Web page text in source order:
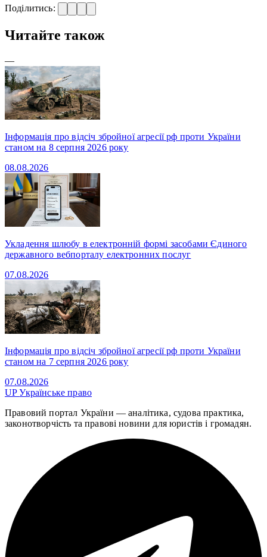
Поділитись:
Читайте також
—
Інформація про відсіч збройної агресії рф проти України
станом на 8 серпня 2026 року
08.08.2026
Укладення шлюбу в електронній формі засобами Єдиного
державного вебпорталу електронних послуг
07.08.2026
Інформація про відсіч збройної агресії рф проти України
станом на 7 серпня 2026 року
07.08.2026
UPУкраїнське право
Правовий портал України — аналітика, судова практика,
законотворчість та правові новини для юристів і громадян.